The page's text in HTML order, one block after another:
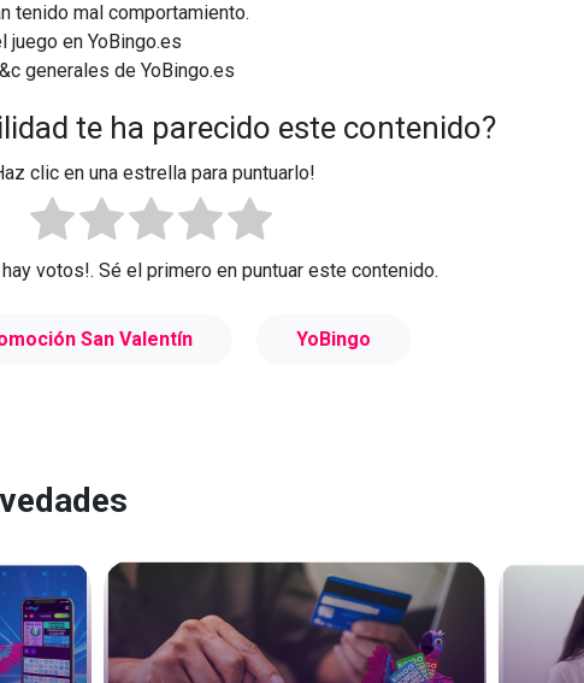
tenido mal comportamiento.
juego en YoBingo.es
generales de YoBingo.es
te ha parecido este contenido?
clic en una estrella para puntuarlo!
hay votos!. Sé el primero en puntuar este contenido.
San Valentín YoBingo